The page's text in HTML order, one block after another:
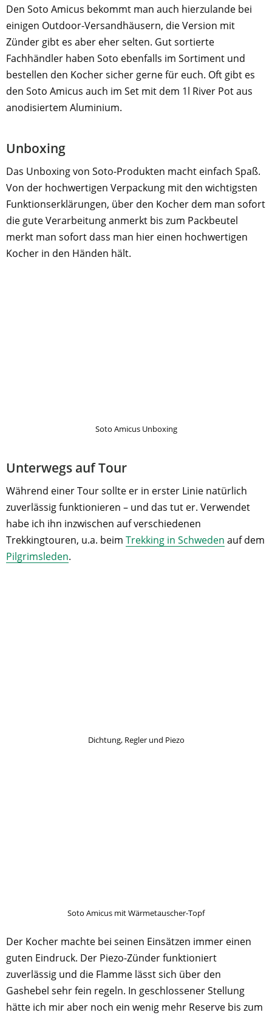
Den Soto Amicus bekommt man auch hierzulande bei
einigen Outdoor-Versandhäusern, die Version mit
Zünder gibt es aber eher selten. Gut sortierte
Fachhändler haben Soto ebenfalls im Sortiment und
bestellen den Kocher sicher gerne für euch. Oft gibt es
den Soto Amicus auch im Set mit dem 1l River Pot aus
anodisiertem Aluminium.
Unboxing
Das Unboxing von Soto-Produkten macht einfach Spaß.
Von der hochwertigen Verpackung mit den wichtigsten
Funktionserklärungen, über den Kocher dem man sofort
die gute Verarbeitung anmerkt bis zum Packbeutel
merkt man sofort dass man hier einen hochwertigen
Kocher in den Händen hält.
Soto Amicus Unboxing
Unterwegs auf Tour
Während einer Tour sollte er in erster Linie natürlich
zuverlässig funktionieren – und das tut er. Verwendet
habe ich ihn inzwischen auf verschiedenen
Trekkingtouren, u.a. beim Trekking in Schweden auf dem
Pilgrimsleden.
Dichtung, Regler und Piezo
Soto Amicus mit Wärmetauscher-Topf
Der Kocher machte bei seinen Einsätzen immer einen
guten Eindruck. Der Piezo-Zünder funktioniert
zuverlässig und die Flamme lässt sich über den
Gashebel sehr fein regeln. In geschlossener Stellung
hätte ich mir aber noch ein wenig mehr Reserve bis zum